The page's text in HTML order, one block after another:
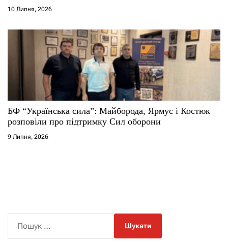
10 Липня, 2026
БФ “Українська сила”: Майборода, Ярмус і Костюк
розповіли про підтримку Сил оборони
9 Липня, 2026